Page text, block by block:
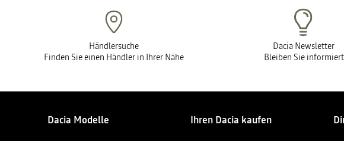
Händlersuche
Finden Sie einen Händler in Ihrer Nähe
Dacia Newsletter
Bleiben Sie informiert
Dacia Modelle Ihren Dacia kaufen